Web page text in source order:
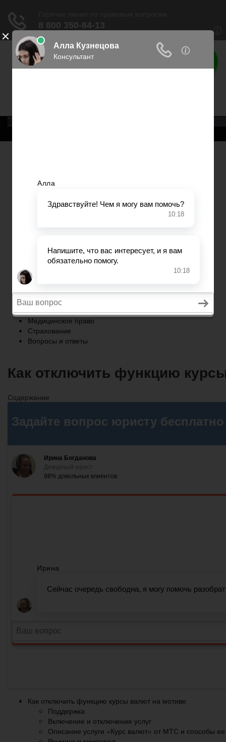
Права россиян
Вопросы и ответы
Главная
Военное право
Трудовое право
Медицинское право
Страхование
Вопросы и ответы
Как отключить функцию
Содержание
Как отключить функцию курсы валют на мотиве
Поддержка
Включение и отключение услуг
Описание услуги «Курс валют» от МТС и способы